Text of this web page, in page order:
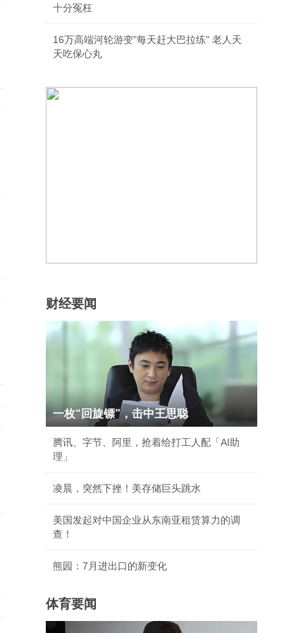
十分冤枉
16万高端河轮游变"每天赶大巴拉练" 老人天
天吃保心丸
财经要闻
一枚“回旋镖”，击中王思聪
腾讯、字节、阿里，抢着给打工人配「AI助
理」
凌晨，突然下挫！美存储巨头跳水
美国发起对中国企业从东南亚租赁算力的调
查！
熊园：7月进出口的新变化
体育要闻